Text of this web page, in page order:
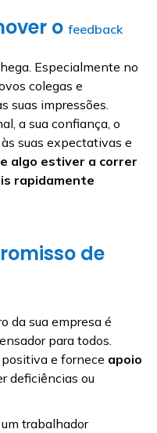
o feedback
Especialmente no
colegas e
suas impressões.
a sua confiança, o
suas expectativas e
algo estiver a correr
rapidamente
de
da sua empresa é
para todos.
e fornece apoio
deficiências ou
trabalhador